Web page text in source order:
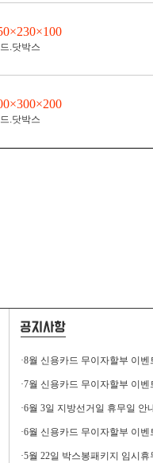
.닷박스
.닷박스
·8월 신용카드 무이자할부 이벤
·7월 신용카드 무이자할부 이벤
·6월 3일 지방선거일 휴무일 안
·6월 신용카드 무이자할부 이벤
·5월 22일 박스봉패키지 임시휴